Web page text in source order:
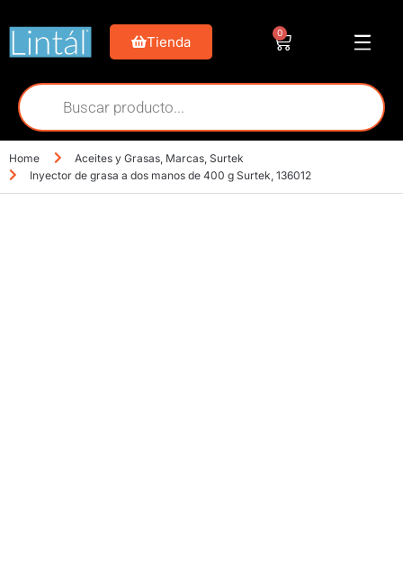
Tienda
0
Home Aceites y Grasas, Marcas, Surtek
Inyector de grasa a dos manos de 400 g Surtek, 136012